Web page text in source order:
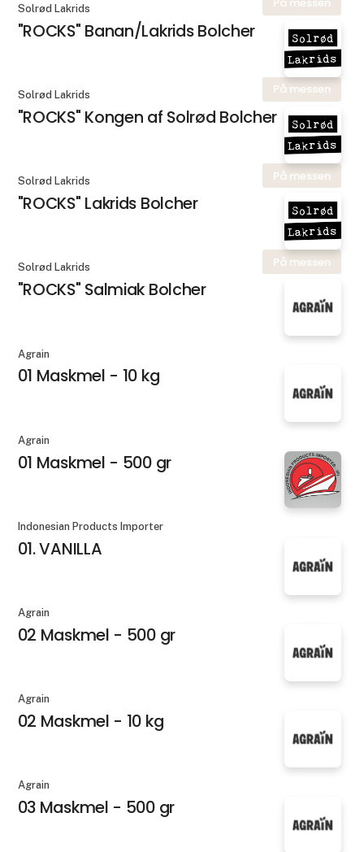
På messen
Solrød Lakrids
"ROCKS" Banan/Lakrids Bolcher
På messen
Solrød Lakrids
"ROCKS" Kongen af Solrød Bolcher
På messen
Solrød Lakrids
"ROCKS" Lakrids Bolcher
På messen
Solrød Lakrids
"ROCKS" Salmiak Bolcher
Agrain
01 Maskmel - 10 kg
Agrain
01 Maskmel - 500 gr
Indonesian Products Importer
01. VANILLA
Agrain
02 Maskmel - 500 gr
Agrain
02 Maskmel - 10 kg
Agrain
03 Maskmel - 500 gr